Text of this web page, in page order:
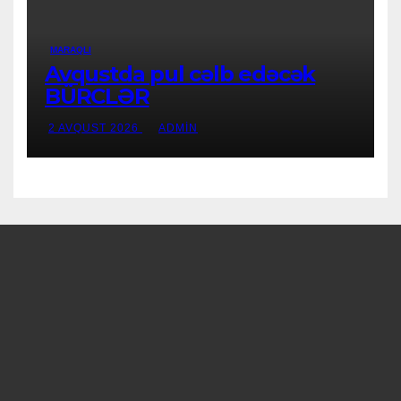
MARAQLI
Avqustda pul cəlb edəcək
BÜRCLƏR
2 AVQUST 2026 ADMIN